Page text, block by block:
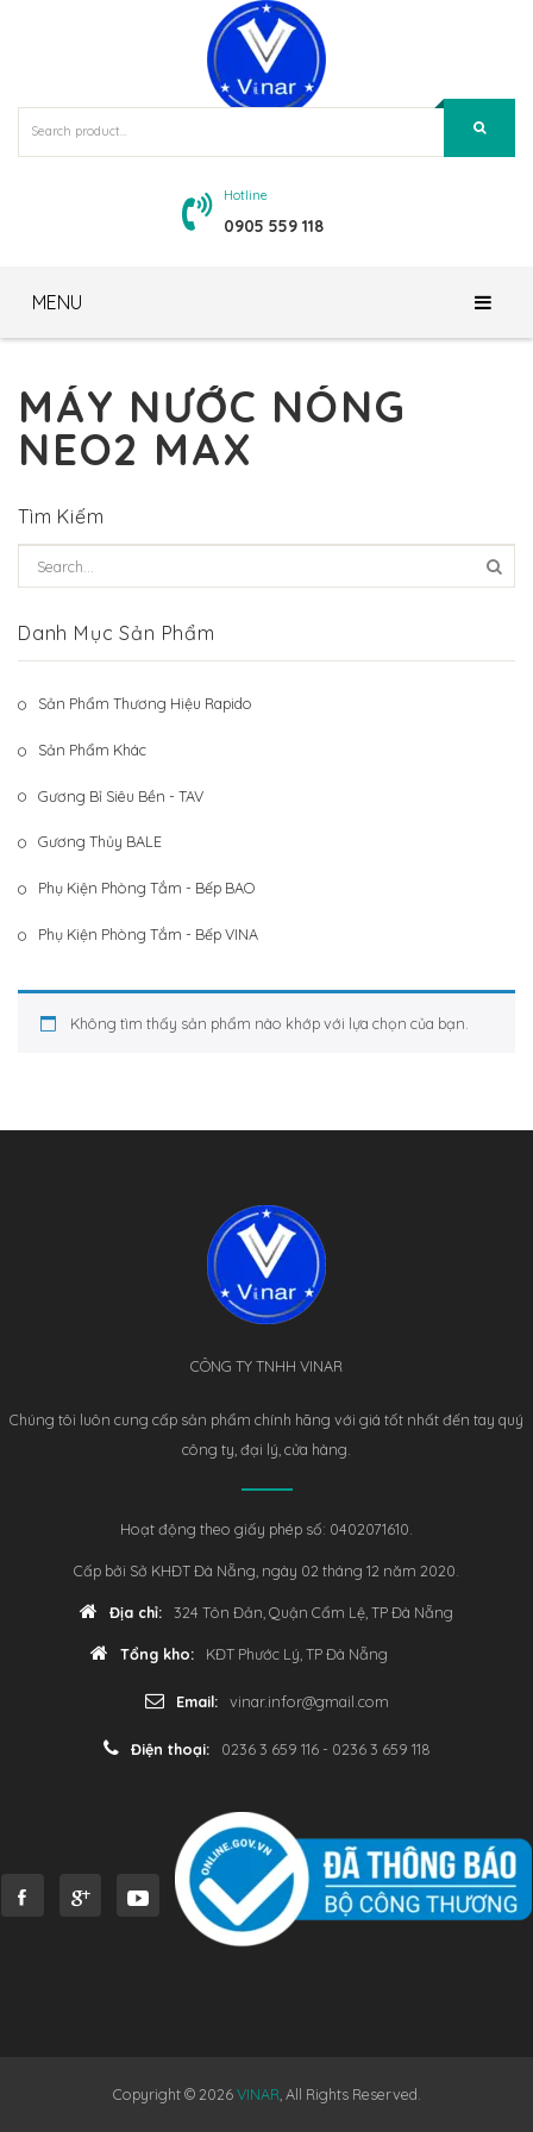
Hotline
0905 559 118
MENU
Giới Thiệu
Về Chúng Tôi
Tầm Nhìn – Sứ Mệnh
Sản Phẩm
Gương Bỉ Siêu Bền – TAV
Gương Thủy BALE
Sản Phẩm Khác
Tin Tức – Blog
Hệ Thống Khách Hàng
MÁY NƯỚC NÓNG
NEO2 MAX
Tìm Kiếm
Danh Mục Sản Phẩm
Sản Phẩm Thương Hiệu Rapido
Sản Phẩm Khác
Gương Bỉ Siêu Bền - TAV
Gương Thủy BALE
Phụ Kiện Phòng Tắm - Bếp BAO
Phụ Kiện Phòng Tắm - Bếp VINA
Không tìm thấy sản phẩm nào khớp với lựa chọn của bạn.
CÔNG TY TNHH VINAR
Chúng tôi luôn cung cấp sản phẩm chính hãng với giá tốt nhất đến tay quý
công ty, đại lý, cửa hàng.
Hoạt động theo giấy phép số: 0402071610.
Cấp bởi Sở KHĐT Đà Nẵng, ngày 02 tháng 12 năm 2020.
Địa chỉ: 324 Tôn Đản, Quận Cẩm Lệ, TP Đà Nẵng
Tổng kho: KĐT Phước Lý, TP Đà Nẵng
Email: vinar.infor@gmail.com
Điện thoại: 0236 3 659 116 - 0236 3 659 118
Copyright © 2026VINAR , All Rights Reserved.